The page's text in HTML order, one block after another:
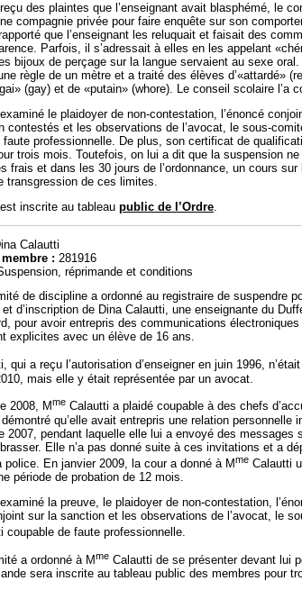
des plaintes que l’enseignant avait blasphémé, le
compagnie privée pour faire enquête sur son
que l’enseignant les reluquait et faisait des
Parfois, il s’adressait à elles en les appelant
bijoux de perçage sur la langue servaient au sexe
règle de un mètre et a traité des élèves d’«attardé»
(gay) et de «putain» (whore). Le conseil scolaire l’a
le plaidoyer de non-contestation, l’énoncé
contestés et les observations de l’avocat, le sous-
faute professionnelle. De plus, son certificat de
trois mois. Toutefois, on lui a dit que la suspension ne
frais et dans les 30 jours de l’ordonnance, un cours
transgression de ces limites.
inscrite au tableau public de l’Ordre.
Calautti
: 281916
réprimande et conditions
de discipline a ordonné au registraire de suspendre
d’inscription de Dina Calautti, une enseignante du
pour avoir entrepris des communications
explicites avec un élève de 16 ans.
qui a reçu l’autorisation d’enseigner en juin 1996,
mais elle y était représentée par un avocat.
2008, Mme Calautti a plaidé coupable à des chefs
qu’elle avait entrepris une relation personnelle
2007, pendant laquelle elle lui a envoyé des messages
Elle n’a pas donné suite à ces invitations et a
police. En janvier 2009, la cour a donné à Mme Calautti
période de probation de 12 mois.
la preuve, le plaidoyer de non-contestation,
sur la sanction et les observations de l’avocat, le
coupable de faute professionnelle.
a ordonné à Mme Calautti de se présenter devant lui
sera inscrite au tableau public des membres pour